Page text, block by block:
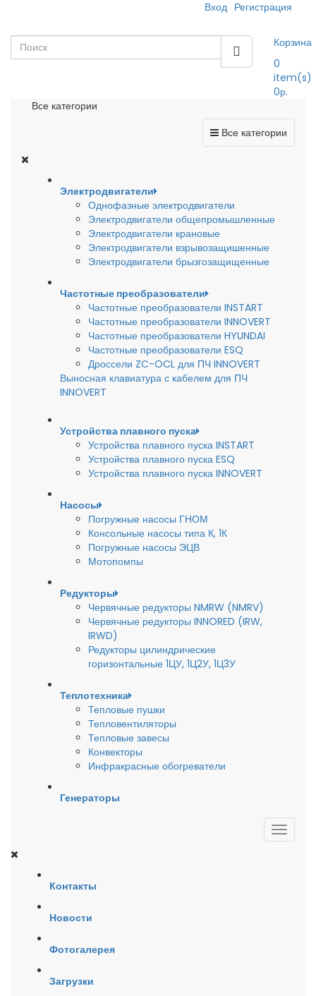
Вход Регистрация
Корзина
0
item(s)
0р.
Все категории
Все категории
Электродвигатели
Однофазные электродвигатели
Электродвигатели общепромышленные
Электродвигатели крановые
Электродвигатели взрывозащишенные
Электродвигатели брызгозащищенные
Частотные преобразователи
Частотные преобразователи INSTART
Частотные преобразователи INNOVERT
Частотные преобразователи HYUNDAI
Частотные преобразователи ESQ
Дроссели ZC-OCL для ПЧ INNOVERT
Выносная клавиатура с кабелем для ПЧ
INNOVERT
Устройства плавного пуска
Устройства плавного пуска INSTART
Устройства плавного пуска ESQ
Устройства плавного пуска INNOVERT
Насосы
Погружные насосы ГНОМ
Консольные насосы типа К, 1К
Погружные насосы ЭЦВ
Мотопомпы
Редукторы
Червячные редукторы NMRW (NMRV)
Червячные редукторы INNORED (IRW,
IRWD)
Редукторы цилиндрические
горизонтальные 1ЦУ, 1Ц2У, 1Ц3У
Теплотехника
Тепловые пушки
Тепловентиляторы
Тепловые завесы
Конвекторы
Инфракрасные обогреватели
Генераторы
Контакты
Новости
Фотогалерея
Загрузки